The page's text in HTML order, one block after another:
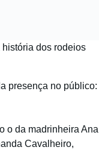
dos rodeios
presença no público:
o da madrinheira Ana
Cavalheiro,